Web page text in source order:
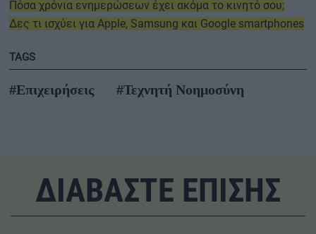
Πόσα χρόνια ενημερώσεων έχει ακόμα το κινητό σου;
Δες τι ισχύει για Apple, Samsung και Google smartphones
TAGS
#Επιχειρήσεις #Τεχνητή Νοημοσύνη
ΔΙΑΒΑΣΤΕ ΕΠΙΣΗΣ